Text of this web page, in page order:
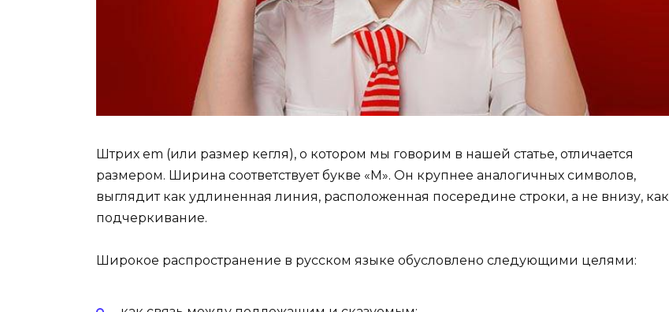
Штрих em (или размер кегля), о котором мы говорим в нашей статье, отличается
размером. Ширина соответствует букве «М». Он крупнее аналогичных символов,
выглядит как удлиненная линия, расположенная посередине строки, а не внизу, как
подчеркивание.
Широкое распространение в русском языке обусловлено следующими целями: